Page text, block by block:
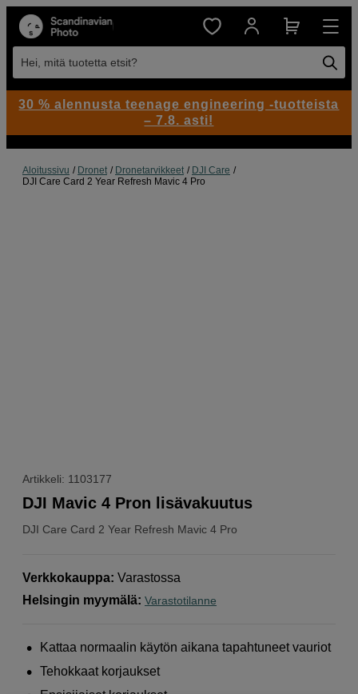
Hei, mitä tuotetta etsit?
Aloitussivu Dronet Dronetarvikkeet
DJI Care
DJI Care Card 2 Year Refresh Mavic 4 Pro
Artikkeli: 1103177
DJI Care Card 2 Year Refresh Mavic 4 Pro
DJI Mavic 4 Pron lisävakuutus
Verkkokauppa: Varastossa
Helsingin myymälä: Varastotilanne
Kattaa normaalin käytön aikana tapahtuneet vauriot
Tehokkaat korjaukset
30 % alennusta teenage engineering -tuotteista
– 7.8. asti!